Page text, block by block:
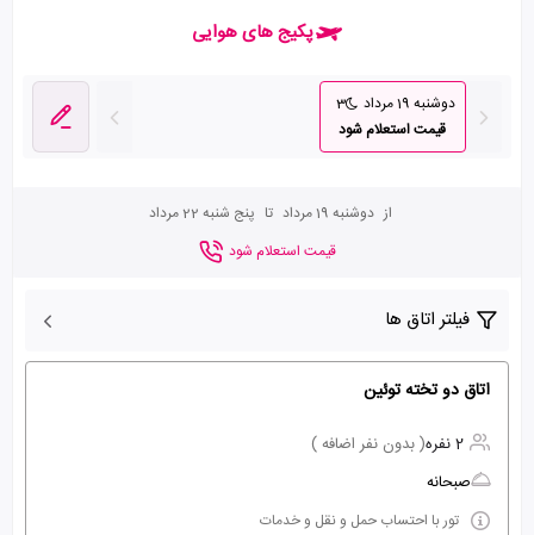
پکیج های هوایی
دوشنبه 19 مرداد
3
قیمت استعلام شود
از دوشنبه 19 مرداد تا پنج شنبه 22 مرداد
قیمت استعلام شود
فیلتر اتاق ها
اتاق دو تخته توئین
2 نفره
( بدون نفر اضافه )
صبحانه
تور با احتساب حمل و نقل و خدمات